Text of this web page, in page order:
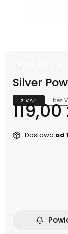
Silver
z VAT bez
Cena
119,00
Dostawa od